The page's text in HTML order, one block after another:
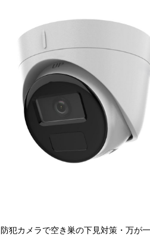
防犯カメラで空き巣の下見対策・万が